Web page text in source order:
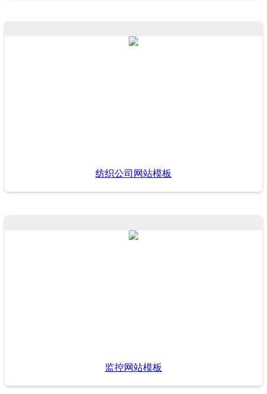
纺织公司网站模板
监控网站模板